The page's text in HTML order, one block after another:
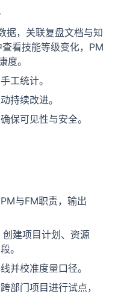
据，关联复盘文档与知
看技能等级变化，PM
度。
工统计。
持续改进。
保可见性与安全。
与FM职责，输出
建项目计划、资源
。
并校准度量口径。
部门项目进行试点，